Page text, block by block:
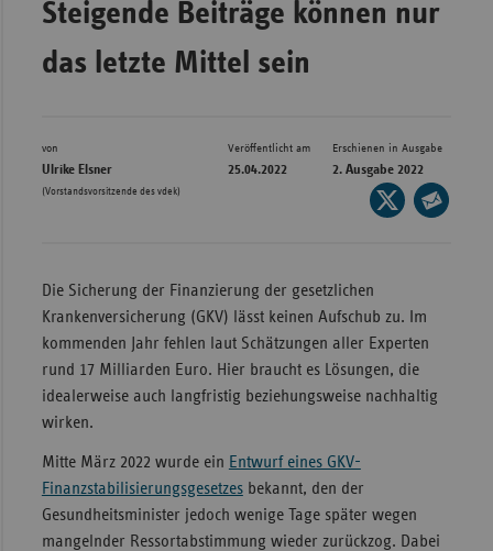
Hessen
Steigende Beiträge können nur
das letzte Mittel sein
von
Ulrike Elsner
(Vorstandsvorsitzende des vdek)
Veröffentlicht am
25.04.2022
Erschienen in Ausgabe
2. Ausgabe 2022
Seite
auf
Die Sicherung der Finanzierung der gesetzlichen
Krankenversicherung (GKV) lässt keinen Aufschub zu. Im
kommenden Jahr fehlen laut Schätzungen aller Experten
rund 17 Milliarden Euro. Hier braucht es Lösungen, die
idealerweise auch langfristig beziehungsweise nachhaltig
wirken.
Mitte März 2022 wurde ein Entwurf eines GKV-
Finanzstabilisierungsgesetzesbekannt, den der
Gesundheitsminister jedoch wenige Tage später wegen
mangelnder Ressortabstimmung wieder zurückzog. Dabei